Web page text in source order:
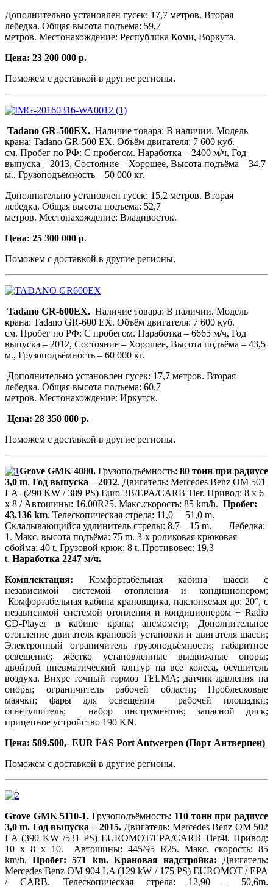
Дополнительно установлен гусек: 17,7 метров. Вторая
лебедка. Общая высота подъема: 59,7
метров. Местонахождение: Республика Коми, Воркута.
Цена: 23 200 000 р.
Поможем с доставкой в другие регионы.
Tadano GR-500EX. Наличие товара: В наличии. Модель
крана: Tadano GR-500 EX. Объём двигателя: 7 600 куб.
см. Пробег по РФ: С пробегом. Наработка – 2400 м/ч, Год
выпуска – 2013, Состояние – Хорошее, Высота подъёма – 34,7
м., Грузоподъёмность – 50 000 кг.
Дополнительно установлен гусек: 15,2 метров. Вторая
лебедка. Общая высота подъема: 52,7
метров. Местонахождение: Владивосток.
Цена: 25 300 000 р.
Поможем с доставкой в другие регионы.
Tadano GR-600EX. Наличие товара: В наличии. Модель
крана: Tadano GR-600 EX. Объём двигателя: 7 600 куб.
см. Пробег по РФ: С пробегом. Наработка – 6665 м/ч, Год
выпуска – 2012, Состояние – Хорошее, Высота подъёма – 43,5
м., Грузоподъёмность – 60 000 кг.
Дополнительно установлен гусек: 17,7 метров. Вторая
лебедка. Общая высота подъема: 60,7
метров. Местонахождение: Иркутск.
Цена: 28 350 000 р.
Поможем с доставкой в другие регионы.
Grove GMK 4080. Грузоподъёмность: 80 тонн при радиусе
3,0 m. Год выпуска – 2012. Двигатель: Mercedes Benz OM 501
LA- (290 KW / 389 PS) Euro-3B/EPA/CARB Tier. Привод: 8 х 6
х 8 / Автошины: 16.00R25. Макс.скорость: 85 km/h. Пробег:
43.136 km. Телескопическая стрела: 11,0 – 51,0 m.
Складывающийся удлинитель стрелы: 8,7 – 15 m. Лебедка:
1. Макс. высота подъёма: 75 m. 3-x роликовая крюковая
обойма: 40 t. Грузовой крюк: 8 t. Противовес: 19,3
t. Наработка 2247 м/ч.
Комплектация:
Комфортабельная кабина шасси с
независимой системой отопления и кондиционером;
Комфортабельная кабина крановщика, наклоняемая до: 20°, с
независимой системой отопления и кондиционером + Radio
CD-Player в кабине крана; анемометр; Дополнительное
отопление двигателя крановой установки и двигателя шасси;
Электронный ограничитель грузоподъёмности; габаритное
освещение; жёстко установленные выдвижные опоры;
двойной пневматический контур на все колеса, осушитель
воздуха. Вихре точный тормоз TELMA; датчик давления на
опоры; ограничитель рабочей области; Проблесковые
маячки; фары для освещения рабочей площадки;
огнетушитель; набор инструментов; запасной диск;
прицепное устройство 190 KN.
Цена: 589.500,- EUR FAS Port Antwerpen (Порт Антверпен)
Поможем с доставкой в другие регионы.
Grove GMK 5110-1.Грузоподъёмность: 110 тонн при радиусе
3,0 m. Год выпуска – 2015. Двигатель: Mercedes Benz OM 502
LA (390 KW /531 PS) EUROMOT/EPA/CARB Tier4i. Привод:
10 х 8 х 10. Автошины: 445/95 R25. Макс. скорость: 85
km/h.Пробег: 571 km. Крановая надстройка: Двигатель:
Mercedes Benz OM 904 LA (129 kW / 175 PS) EUROMOT / EPA
/ CARB. Телескопическая стрела: 12,90 – 50,6m.